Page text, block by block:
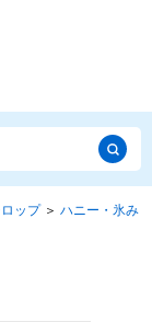
ップ ＞ ハニー・氷み